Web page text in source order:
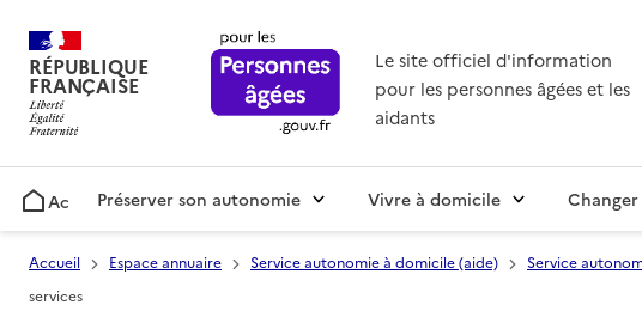
RÉPUBLIQUE
FRANÇAISE
Le site officiel d'information
pour les personnes âgées et les
aidants
AccueilPréserver son autonomie Vivre à domicile
Accueil Espace annuaire Service autonomie à domicile (aide) Service
services